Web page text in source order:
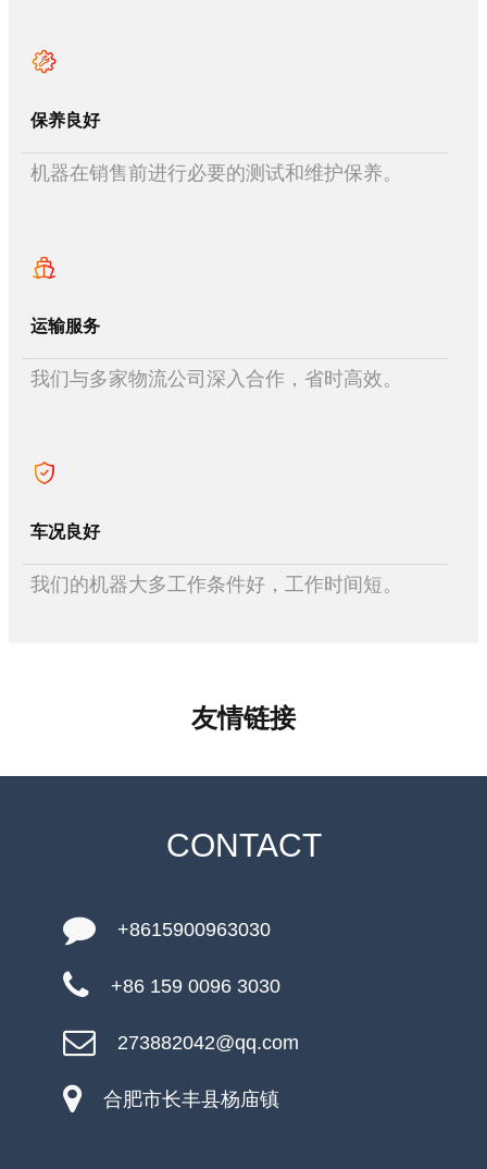
保养良好
机器在销售前进行必要的测试和维护保养。
运输服务
我们与多家物流公司深入合作，省时高效。
车况良好
我们的机器大多工作条件好，工作时间短。
友情链接
CONTACT
+8615900963030
+86 159 0096 3030
273882042@qq.com
合肥市长丰县杨庙镇